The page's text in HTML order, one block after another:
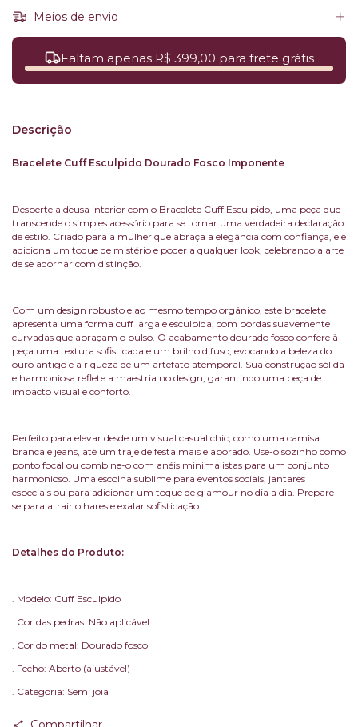
Meios de envio
Faltam apenas R$ 399,00 para frete grátis
Descrição
Bracelete Cuff Esculpido Dourado Fosco Imponente
Desperte a deusa interior com o Bracelete Cuff Esculpido, uma peça que
transcende o simples acessório para se tornar uma verdadeira declaração
de estilo. Criado para a mulher que abraça a elegância com confiança, ele
adiciona um toque de mistério e poder a qualquer look, celebrando a arte
de se adornar com distinção.
Com um design robusto e ao mesmo tempo orgânico, este bracelete
apresenta uma forma cuff larga e esculpida, com bordas suavemente
curvadas que abraçam o pulso. O acabamento dourado fosco confere à
peça uma textura sofisticada e um brilho difuso, evocando a beleza do
ouro antigo e a riqueza de um artefato atemporal. Sua construção sólida
e harmoniosa reflete a maestria no design, garantindo uma peça de
impacto visual e conforto.
Perfeito para elevar desde um visual casual chic, como uma camisa
branca e jeans, até um traje de festa mais elaborado. Use-o sozinho como
ponto focal ou combine-o com anéis minimalistas para um conjunto
harmonioso. Uma escolha sublime para eventos sociais, jantares
especiais ou para adicionar um toque de glamour no dia a dia. Prepare-
se para atrair olhares e exalar sofisticação.
Detalhes do Produto:
. Modelo: Cuff Esculpido
. Cor das pedras: Não aplicável
. Cor do metal: Dourado fosco
. Fecho: Aberto (ajustável)
. Categoria: Semi joia